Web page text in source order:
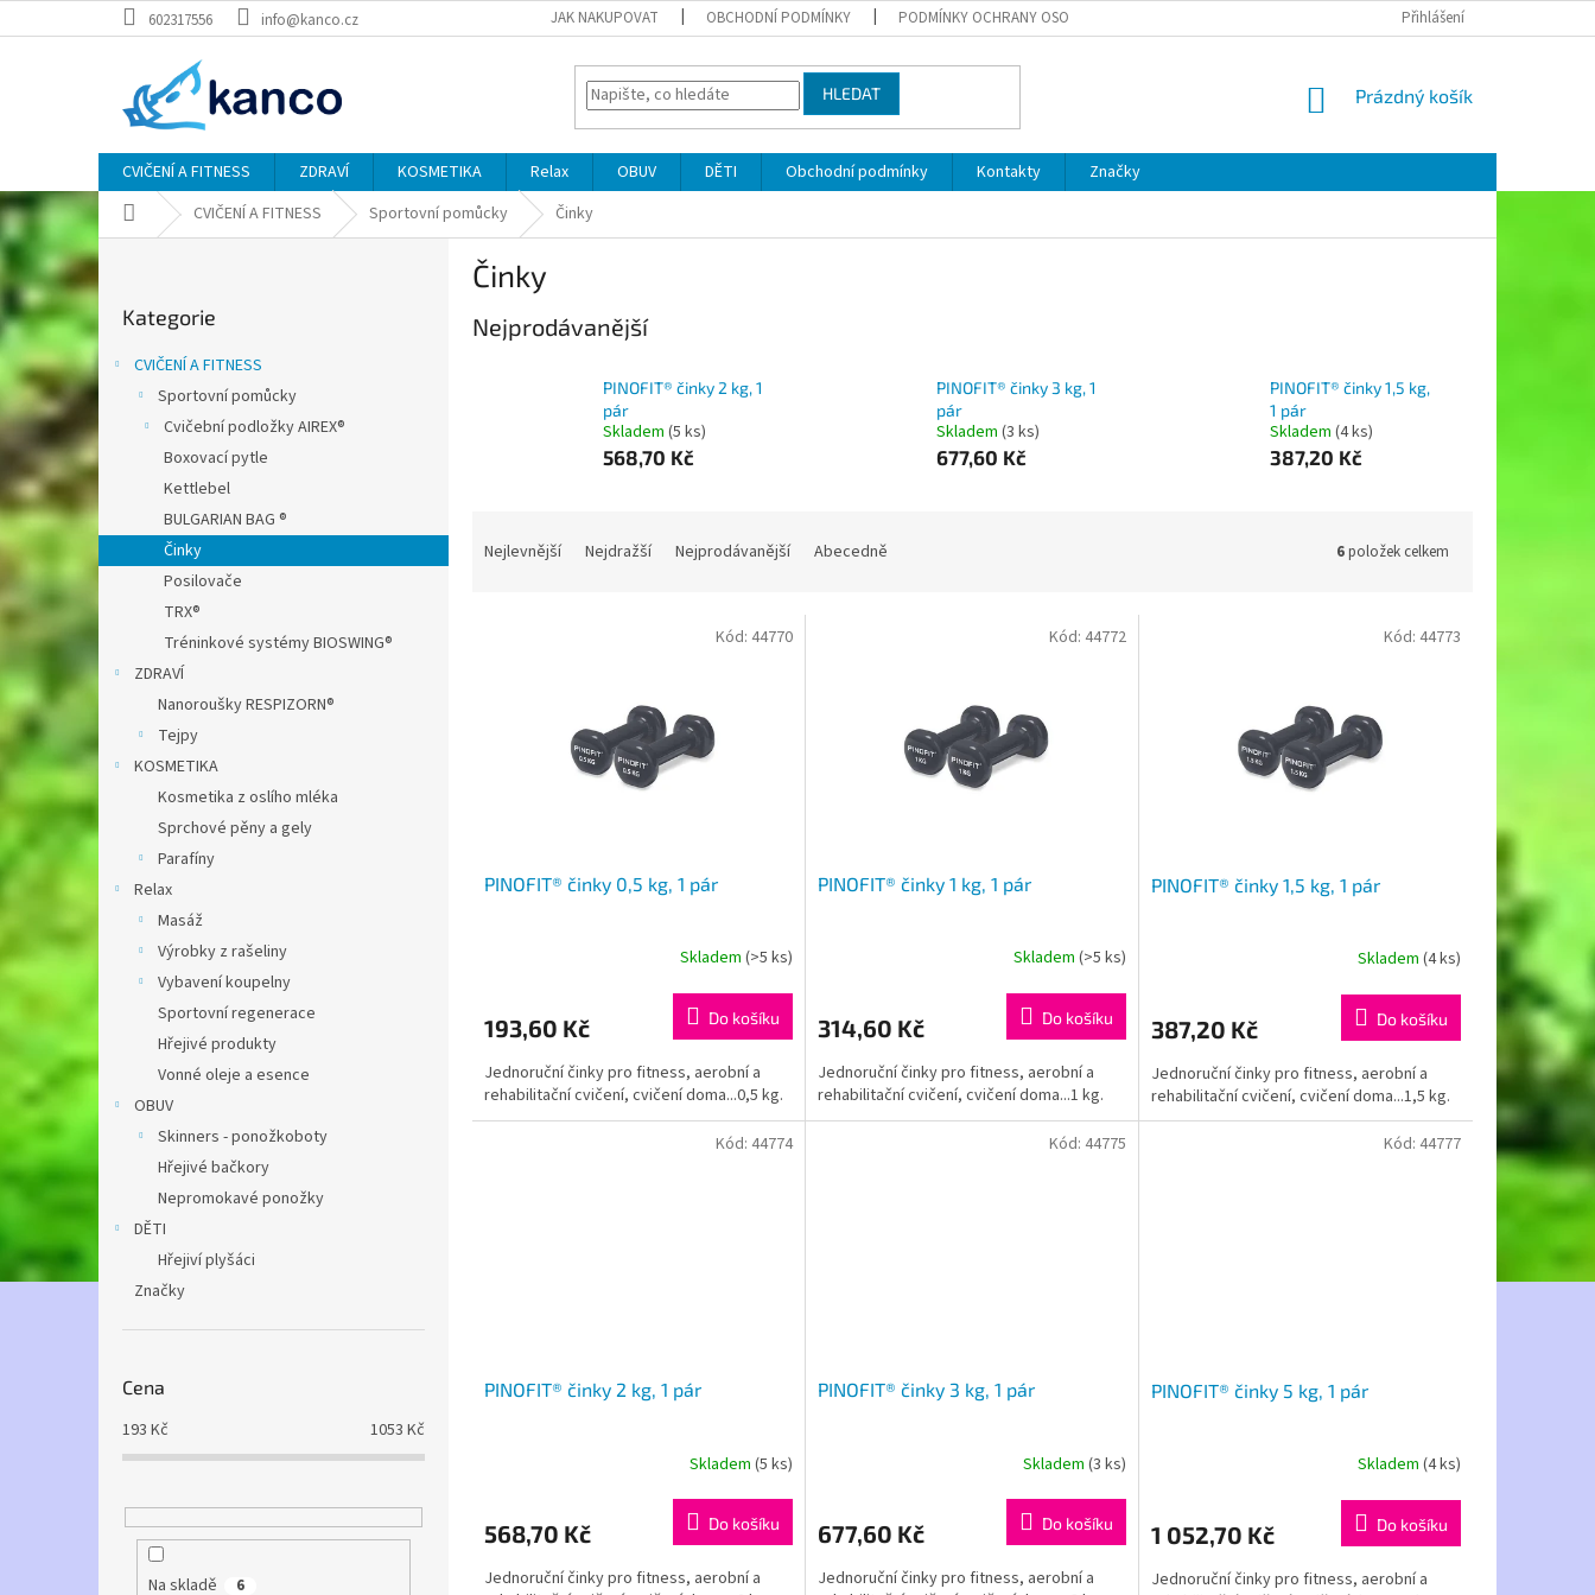
na
602317556 info@kanco.cz JAK NAKUPOVAT OBCHODNÍ PODMÍNKY PODMÍNKY OCHRANY OSOBNÍCH ÚDAJŮ Přihlášení
HLEDAT
NÁKUPNÍ
Prázdný košík
CVIČENÍ A FITNESS ZDRAVÍ KOSMETIKA Relax OBUV DĚTI Obchodní podmínky Kontakty
Značky
Domů CVIČENÍ A FITNESS Sportovní pomůcky Činky
P
o
s
t
r
a
n
n
í
p
a
n
e
kategorie
Kategorie
CVIČENÍ A FITNESS
Sportovní pomůcky
Cvičební podložky AIREX®
Boxovací pytle
Kettlebel
BULGARIAN BAG ®
Činky
Posilovače
TRX®
Tréninkové systémy BIOSWING®
ZDRAVÍ
Nanoroušky RESPIZORN®
Tejpy
KOSMETIKA
Kosmetika z oslího mléka
Sprchové pěny a gely
Parafíny
Relax
Masáž
Výrobky z rašeliny
Vybavení koupelny
Sportovní regenerace
Hřejivé produkty
Vonné oleje a esence
OBUV
Skinners - ponožkoboty
Hřejivé bačkory
Nepromokavé ponožky
DĚTI
Hřejiví plyšáci
Značky
Cena
193 Kč 1053 Kč
Na skladě 6
Činky
Nejprodávanější
PINOFIT® činky 2 kg, 1
pár
Skladem (5 ks)
568,70 Kč
PINOFIT® činky 3 kg, 1
pár
Skladem (3 ks)
677,60 Kč
PINOFIT® činky 1,5 kg,
1 pár
Skladem (4 ks)
387,20 Kč
Nejlevnější Nejdražší Nejprodávanější Abecedně 6položek celkem
PINOFIT® činky 0,5 kg, 1 pár
Skladem (>5 ks)
193,60 Kč Do košíku
Jednoruční činky pro fitness, aerobní a
rehabilitační cvičení, cvičení doma...0,5 kg.
Kód: 44770
PINOFIT® činky 1 kg, 1 pár
Skladem (>5 ks)
314,60 Kč Do košíku
Jednoruční činky pro fitness, aerobní a
rehabilitační cvičení, cvičení doma...1 kg.
Kód: 44772
PINOFIT® činky 1,5 kg, 1 pár
Skladem (4 ks)
387,20 Kč Do košíku
Jednoruční činky pro fitness, aerobní a
rehabilitační cvičení, cvičení doma...1,5 kg.
Kód: 44773
PINOFIT® činky 2 kg, 1 pár
Skladem (5 ks)
568,70 Kč Do košíku
Jednoruční činky pro fitness, aerobní a
Kód: 44774
PINOFIT® činky 3 kg, 1 pár
Skladem (3 ks)
677,60 Kč Do košíku
Jednoruční činky pro fitness, aerobní a
Kód: 44775
PINOFIT® činky 5 kg, 1 pár
Skladem (4 ks)
1 052,70 Kč Do košíku
Jednoruční činky pro fitness, aerobní a
Kód: 44777